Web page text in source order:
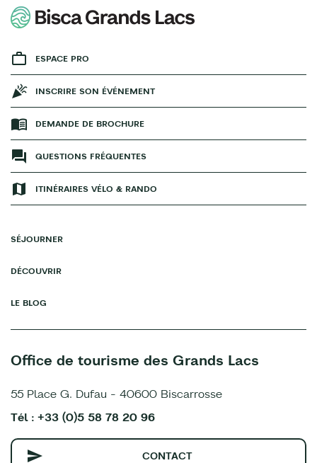
ESPACE PRO
INSCRIRE SON ÉVÉNEMENT
DEMANDE DE BROCHURE
QUESTIONS FRÉQUENTES
ITINÉRAIRES VÉLO & RANDO
SÉJOURNER
DÉCOUVRIR
LE BLOG
Office de tourisme des Grands Lacs
55 Place G. Dufau - 40600 Biscarrosse
Tél : +33 (0)5 58 78 20 96
CONTACT